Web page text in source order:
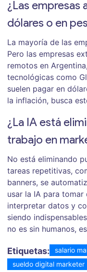
¿Las empresas
dólares o en
La mayoría de las
Pero las empresas
remotos en
tecnológicas como
suelen pagar en
la inflación, busca
¿La IA está
trabajo en
No está eliminando
tareas repetitivas,
banners, se
usar la IA para
interpretar datos y
siendo
no es sin humanos,
Etiquetas:
salario
sueldo digital marketer